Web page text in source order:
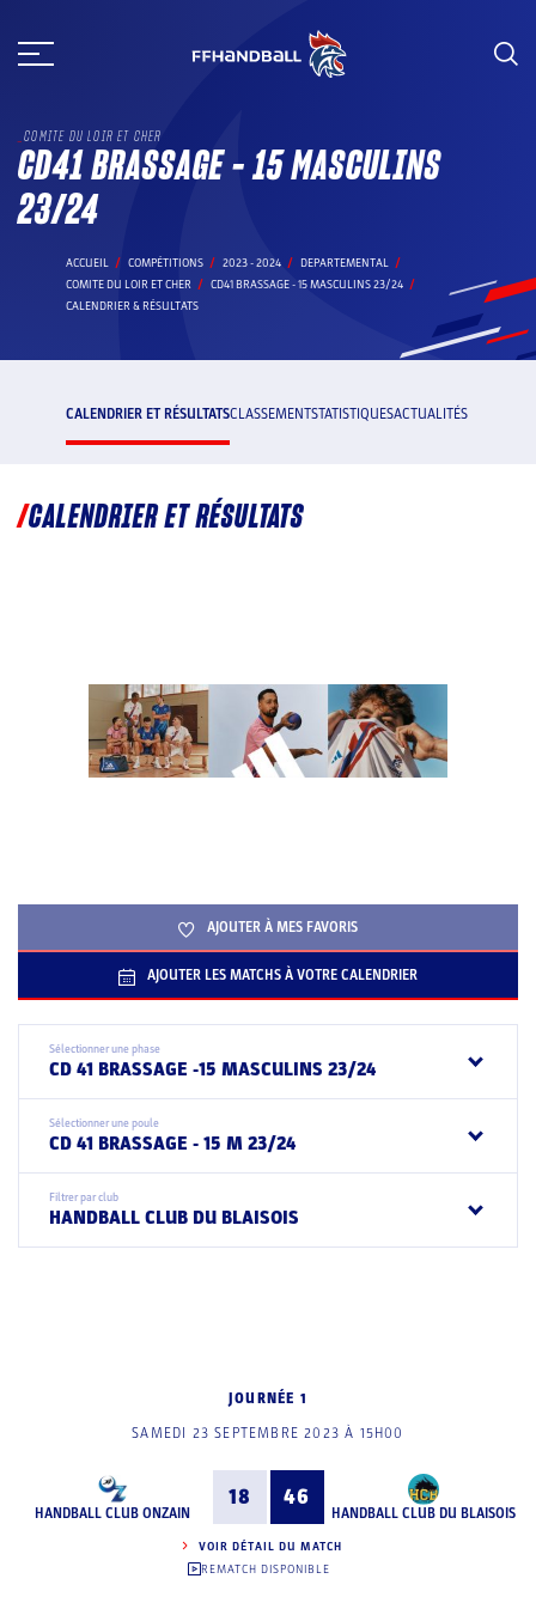
au
COMITE DU LOIR ET CHER
CD41 BRASSAGE - 15 MASCULINS
23/24
ACCUEIL COMPÉTITIONS 2023 - 2024
DEPARTEMENTAL
COMITE DU LOIR ET CHER
CD41 BRASSAGE - 15 MASCULINS 23/24
CALENDRIER & RÉSULTATS
CALENDRIER ET RÉSULTATSCLASSEMENTSTATISTIQUESACTUALITÉS
CALENDRIER ET RÉSULTATS
AJOUTER À MES FAVORIS
AJOUTER LES MATCHS À VOTRE CALENDRIER
Sélectionner une phase
CD 41 BRASSAGE -15 MASCULINS 23/24
Sélectionner une poule
CD 41 BRASSAGE - 15 M 23/24
Filtrer par club
HANDBALL CLUB DU BLAISOIS
JOURNÉE 1
SAMEDI 23 SEPTEMBRE 2023 À 15H00
HANDBALL CLUB ONZAIN
18 46
HANDBALL CLUB DU BLAISOIS
VOIR DÉTAIL DU MATCH
REMATCH DISPONIBLE